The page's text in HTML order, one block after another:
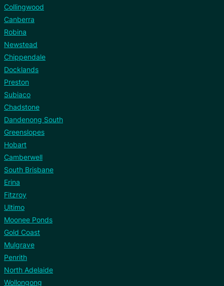
Collingwood
Canberra
Robina
Newstead
Chippendale
Docklands
Preston
Subiaco
Chadstone
Dandenong South
Greenslopes
Hobart
Camberwell
South Brisbane
Erina
Fitzroy
Ultimo
Moonee Ponds
Gold Coast
Mulgrave
Penrith
North Adelaide
Wollongong